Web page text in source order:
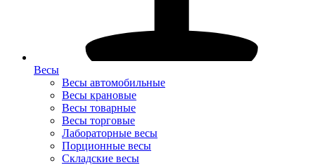
Весы
Весы автомобильные
Весы крановые
Весы товарные
Весы торговые
Лабораторные весы
Порционные весы
Складские весы